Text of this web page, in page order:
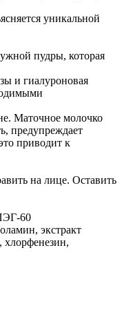
уникальной
пудры, которая
и гиалуроновая
Маточное молочко
предупреждает
приводит к
на лице. Оставить
60
экстракт
хлорфенезин,